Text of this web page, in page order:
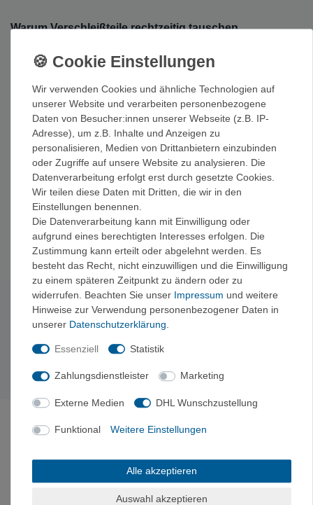
Warum Verschleißteile rechtzeitig tauschen
ständig im Einsatz und stumpfen mit der Zeit ab – rechtzeitig
getauscht, bleibt dein Werkzeug zuverlässig und sicher.
Unser Tipp
Achte beim Kauf darauf, dass das Ersatzteil exakt zu deinem
Geräte- bzw. Steigeisenmodell passt; bei Unsicherheit hilft dir
unser Team gern weiter.
Weitere Ersatzteil-Marken
Ersatzteile und Hauen weiterer Marken findest du in der
ÜbersichtErsatzteile + Hauen.
Newsletter abonnieren
Exklusive Angebote & Tipps vom Berg – kein Spam,
VerticalExtreme ist ein von Bergsportlern kuratierter
Holzkirchen bei München – online und im
Ladengeschäft. Ausrüstung am Fels getestet, faire
Wir verwenden Cookies und ähnliche Technologien auf
unserer Website und verarbeiten personenbezogene
Daten von Besucher:innen unserer Webseite (z.B. IP-
Adresse), um z.B. Inhalte und Anzeigen zu
personalisieren, Medien von Drittanbietern einzubinden
oder Zugriffe auf unsere Website zu analysieren. Die
Datenverarbeitung erfolgt erst durch gesetzte Cookies.
Wir teilen diese Daten mit Dritten, die wir in den
Einstellungen benennen.
Die Datenverarbeitung kann mit Einwilligung oder
aufgrund eines berechtigten Interesses erfolgen. Die
Zustimmung kann erteilt oder abgelehnt werden. Es
besteht das Recht, nicht einzuwilligen und die Einwilligung
zu einem späteren Zeitpunkt zu ändern oder zu
widerrufen. Beachten Sie unser Impressum und weitere
Hinweise zur Verwendung personenbezogener Daten in
unserer Daten­schutz­erklärung
Essenziell Statistik
Zahlungsdienstleister Marketing
Externe Medien DHL Wunschzustellung
Funktional Weitere Einstellungen
Alle akzeptieren
Auswahl akzeptieren